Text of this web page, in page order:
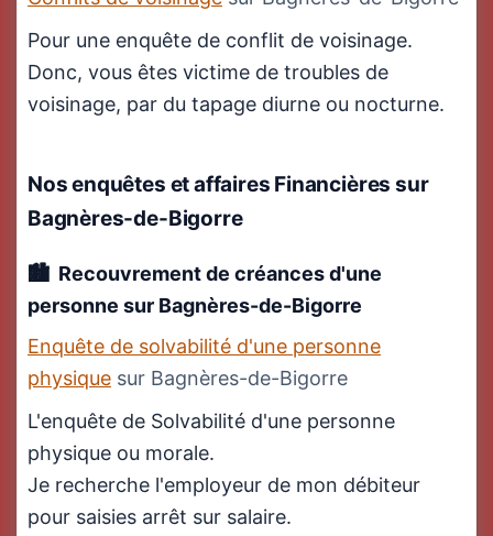
Pour une enquête de conflit de voisinage.
Donc, vous êtes victime de troubles de
voisinage, par du tapage diurne ou nocturne.
Nos enquêtes et affaires Financières sur
Bagnères-de-Bigorre
Recouvrement de créances d'une
personne sur Bagnères-de-Bigorre
Enquête de solvabilité d'une personne
physique sur Bagnères-de-Bigorre
L'enquête de Solvabilité d'une personne
physique ou morale.
Je recherche l'employeur de mon débiteur
pour saisies arrêt sur salaire.